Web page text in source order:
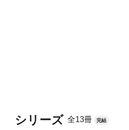
シリーズ 全13冊 完結